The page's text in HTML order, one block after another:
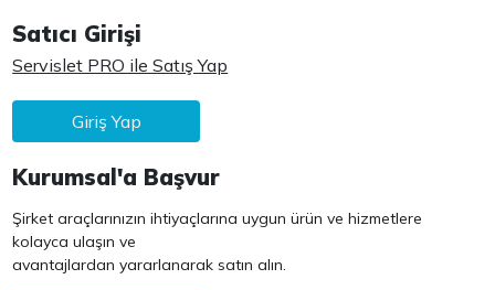
Satıcı Girişi
Servislet PRO ile Satış Yap
Giriş Yap
Kurumsal'a Başvur
Şirket araçlarınızın ihtiyaçlarına uygun ürün ve hizmetlere
kolayca ulaşın ve
avantajlardan yararlanarak satın alın.